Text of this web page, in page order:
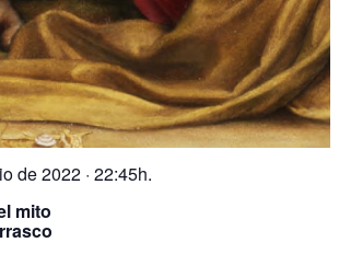
de 2022 · 22:45h.
mito